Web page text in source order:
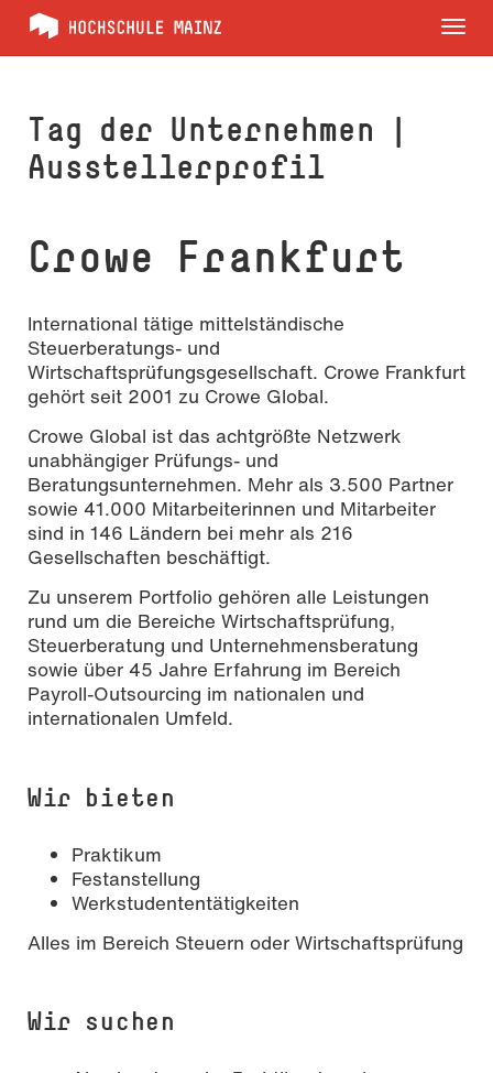
Tag der Unternehmen |
Ausstellerprofil
Crowe Frankfurt
International tätige mittelständische
Steuerberatungs- und
Wirtschaftsprüfungsgesellschaft. Crowe Frankfurt
gehört seit 2001 zu Crowe Global.
Crowe Global ist das achtgrößte Netzwerk
unabhängiger Prüfungs- und
Beratungsunternehmen. Mehr als 3.500 Partner
sowie 41.000 Mitarbeiterinnen und Mitarbeiter
sind in 146 Ländern bei mehr als 216
Gesellschaften beschäftigt.
Zu unserem Portfolio gehören alle Leistungen
rund um die Bereiche Wirtschaftsprüfung,
Steuerberatung und Unternehmensberatung
sowie über 45 Jahre Erfahrung im Bereich
Payroll-Outsourcing im nationalen und
internationalen Umfeld.
Wir bieten
Praktikum
Festanstellung
Werkstudententätigkeiten
Alles im Bereich Steuern oder Wirtschaftsprüfung
Wir suchen